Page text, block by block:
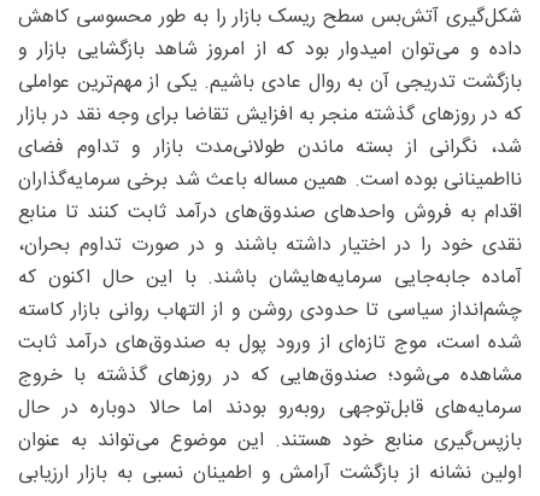
شکل‌گیری آتش‌بس سطح ریسک بازار را به ‌طور محسوسی کاهش
داده و می‌توان امیدوار بود که از امروز شاهد بازگشایی بازار و
بازگشت تدریجی آن به روال عادی باشیم. یکی از مهم‌ترین عواملی
که در روزهای گذشته منجر به افزایش تقاضا برای وجه نقد در بازار
شد، نگرانی از بسته ماندن طولانی‌مدت بازار و تداوم فضای
نااطمینانی بوده است. همین مساله باعث شد برخی سرمایه‌گذاران
اقدام به فروش واحدهای صندوق‌های درآمد ثابت کنند تا منابع
نقدی خود را در اختیار داشته باشند و در صورت تداوم بحران،
آماده جابه‌جایی سرمایه‌هایشان باشند. با این حال اکنون که
چشم‌انداز سیاسی تا حدودی روشن و از التهاب روانی بازار کاسته
شده است، موج تازه‌ای از ورود پول به صندوق‌های درآمد ثابت
مشاهده می‌شود؛ صندوق‌هایی که در روزهای گذشته با خروج
سرمایه‌های قابل‌‌توجهی روبه‌رو بودند اما حالا دوباره در حال
بازپس‌گیری منابع خود هستند. این موضوع می‌تواند به عنوان
اولین نشانه‌ از بازگشت آرامش و اطمینان نسبی به بازار ارزیابی